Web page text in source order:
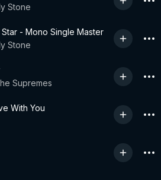
Stone
- Mono Single Master
Stone
Supremes
With You